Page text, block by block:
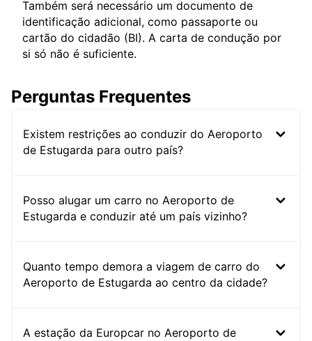
Também será necessário um documento de
identificação adicional, como passaporte ou
cartão do cidadão (BI). A carta de condução por
si só não é suficiente.
Perguntas Frequentes
Existem restrições ao conduzir do Aeroporto
de Estugarda para outro país?
Posso alugar um carro no Aeroporto de
Estugarda e conduzir até um país vizinho?
Quanto tempo demora a viagem de carro do
Aeroporto de Estugarda ao centro da cidade?
A estação da Europcar no Aeroporto de